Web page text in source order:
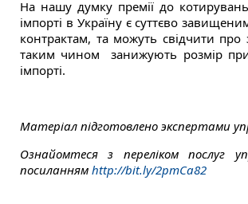
На нашу думку премії до
імпорті в Україну є суттєво
контрактам, та можуть свідчити
таким чином занижують розмір
імпорті. ​
Матеріал підготовлено экспертами
Ознайомтеся з переліком послуг
посиланням http://bit.ly/2pmCa82